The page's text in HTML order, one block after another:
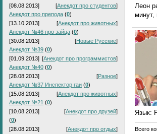
[08.08.2013]
[Анекдот про студентов]
Анекдот про препода (0)
[13.10.2013]
[Анекдот про животных]
Анекдот №46 про зайца (0)
[30.08.2013]
[Новые Русские]
Анекдот №39 (0)
[01.09.2013] [Анекдот про программистов]
Анекдот №40 (0)
[28.08.2013]
[Разное]
Анекдот №37 Инспектор гаи (0)
[15.08.2013]
[Анекдот про животных]
Анекдот №21 (0)
[10.08.2013]
[Анекдот про друзей]
(0)
[28.08.2013]
[Анекдот про отдых]
Леон
минут,
Язык:
Всего